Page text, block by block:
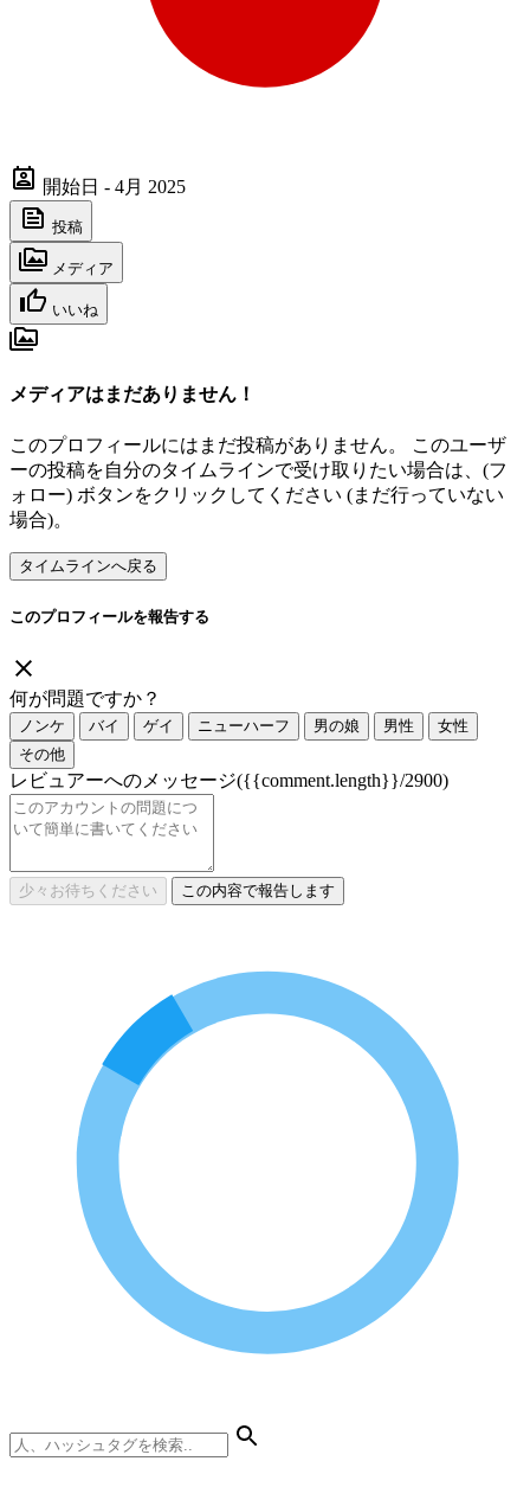
開始日 - 4月 2025
投稿
メディア
いいね
メディアはまだありません！
このプロフィールにはまだ投稿がありません。 このユーザ
ーの投稿を自分のタイムラインで受け取りたい場合は、(フ
ォロー) ボタンをクリックしてください (まだ行っていない
場合)。
タイムラインへ戻る
このプロフィールを報告する
何が問題ですか？
ノンケ バイ ゲイ ニューハーフ 男の娘 男性
女性
その他
レビュアーへのメッセージ({{comment.length}}/2900)
少々お待ちください この内容で報告します